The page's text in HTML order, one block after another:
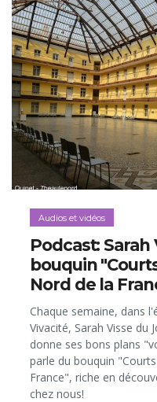
Audios et vidéos
Podcast:
bouquin
Nord de la
Chaque semaine, dans
Vivacité, Sarah Visse du
donne ses bons plans
parle du bouquin
France", riche en
chez nous!